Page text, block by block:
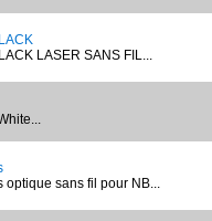
LASER SANS FIL...
optique sans fil pour NB...